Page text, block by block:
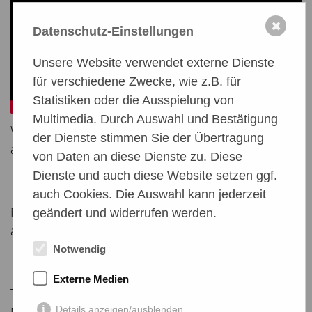
WICHTIG bei PayPal: Option 'Freunde und Familie'
anklicken, sonst müssen wir Gebühren zahlen.
Natürlich könnt ihr den Betrag auch überweisen
an:
Tierschutzverein A.S.P.A. friends e.V.
Datenschutz-Einstellungen
Unsere Website verwendet externe Dienste
für verschiedene Zwecke, wie z.B. für
Statistiken oder die Ausspielung von
Multimedia. Durch Auswahl und Bestätigung
der Dienste stimmen Sie der Übertragung
von Daten an diese Dienste zu. Diese
Dienste und auch diese Website setzen ggf.
auch Cookies. Die Auswahl kann jederzeit
geändert und widerrufen werden.
Notwendig
Externe Medien
Details anzeigen/ausblenden
✖